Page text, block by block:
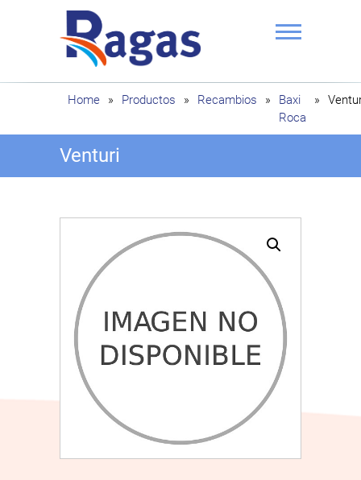
Ragas
Home » Productos » Recambios »
Baxi
Roca
»
Venturi